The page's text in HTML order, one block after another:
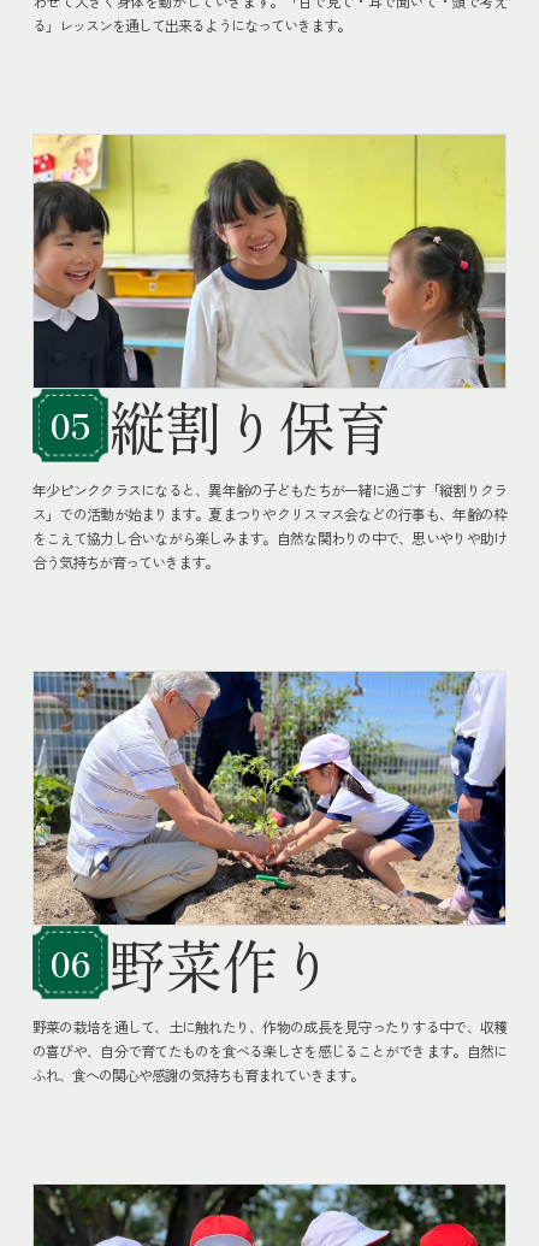
る」レッスンを通して出来るようになっていきます。
05 縦割り 保育
年少ピンククラスになると、異年齢の子どもたちが一緒に過ごす「縦割りクラ
ス」での活動が始まります。夏まつりやクリスマス会などの行事も、年齢の枠
をこえて協力し合いながら楽しみます。自然な関わりの中で、思いやりや助け
合う気持ちが育っていきます。
06 野菜作り
野菜の栽培を通して、土に触れたり、作物の成長を見守ったりする中で、収穫
の喜びや、自分で育てたものを食べる楽しさを感じることができます。自然に
ふれ、食への関心や感謝の気持ちも育まれていきます。